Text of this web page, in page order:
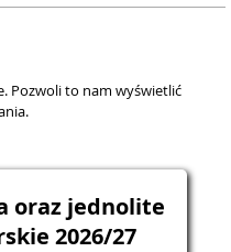
Pozwoli to nam wyświetlić
oraz jednolite
2026/27